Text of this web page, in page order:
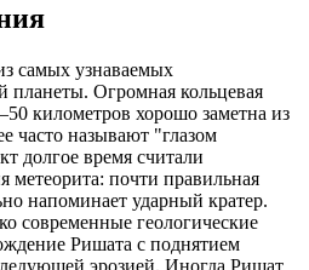
самых узнаваемых
планеты. Огромная кольцевая
километров хорошо заметна из
часто называют "глазом
долгое время считали
почти правильная
напоминает ударный кратер.
современные геологические
Ришата с поднятием